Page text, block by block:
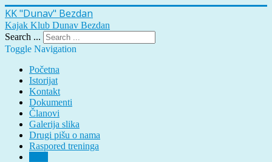
KK "Dunav" Bezdan
Kajak Klub Dunav Bezdan
Search ...
Toggle Navigation
Početna
Istorijat
Kontakt
Dokumenti
Članovi
Galerija slika
Drugi pišu o nama
Raspored treninga